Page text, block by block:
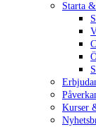
Starta
Kurser